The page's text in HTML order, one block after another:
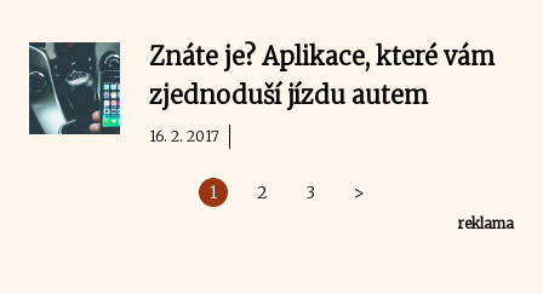
Znáte je? Aplikace, které vám
zjednoduší jízdu autem
16. 2. 2017
1 2 3 >
reklama